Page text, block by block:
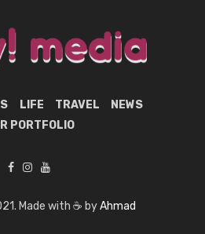
LIFE TRAVEL
NEWS
PORTFOLIO
Made with ☕ byAhmad